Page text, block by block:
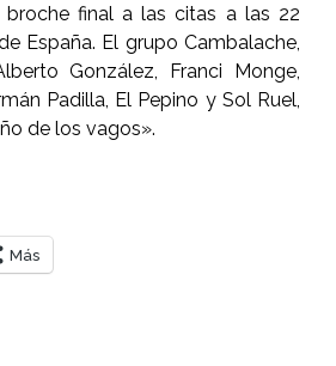
broche final a las citas a las 22
España. El grupo Cambalache,
González, Franci Monge,
Padilla, El Pepino y Sol Ruel,
de los vagos».
Más